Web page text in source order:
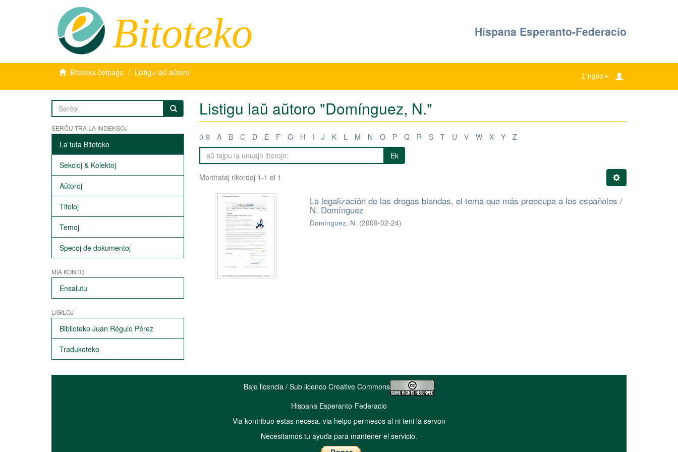
Bitoteko Hispana Esperanto-Federacio
Bitoteka ĉefpaĝo Listigu laŭ aŭtoro Lingvo
SERĈU TRA LA INDEKSOJ
La tuta Bitoteko
Sekcioj & Kolektoj
Aŭtoroj
Titoloj
Temoj
Specoj de dokumentoj
MIA KONTO
Ensalutu
LIGILOJ
Biblioteko Juan Régulo Pérez
Tradukoteko
Listigu laŭ aŭtoro "Domínguez, N."
0-9 A B C D E F G H I J K L M N O P Q R S T U V W X Y
Z
Ek
Montrataj rikordoj 1-1 el 1
La legalización de las drogas blandas, el tema que más preocupa a los españoles /
N. Domínguez
Domínguez, N. (2009-02-24)
Bajo licencia / Sub licenco Creative Commons
Hispana Esperanto-Federacio
Via kontribuo estas necesa, via helpo permesos al ni teni la servon
Necesitamos tu ayuda para mantener el servicio.